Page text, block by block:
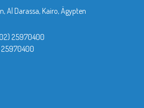
Al Darassa, Kairo, Ägypten
25970400
25970400